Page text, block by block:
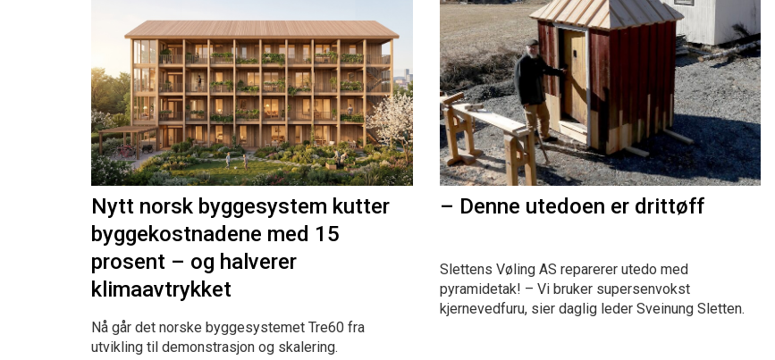
Nytt norsk byggesystem kutter
byggekostnadene med 15
prosent – og halverer
klimaavtrykket
Nå går det norske byggesystemet Tre60 fra
utvikling til demonstrasjon og skalering.
– Denne utedoen er drittøff
Slettens Vøling AS reparerer utedo med
pyramidetak! – Vi bruker supersenvokst
kjernevedfuru, sier daglig leder Sveinung Sletten.